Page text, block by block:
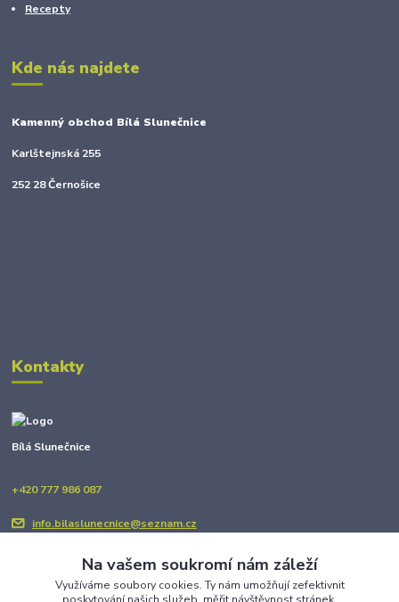
Recepty
Kde nás najdete
Kamenný obchod Bílá Slunečnice
Karlštejnská 255
252 28 Černošice
Kontakty
Bílá Slunečnice
+420 777 986 087
info.bilaslunecnice@seznam.cz
Na vašem soukromí nám záleží
Využíváme soubory cookies. Ty nám umožňují zefektivnit
poskytování našich služeb, měřit návštěvnost stránek,